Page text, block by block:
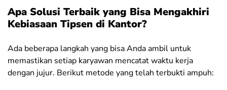
Apa Solusi Terbaik yang Bisa Mengakhiri
Kebiasaan Tipsen di Kantor?
Ada beberapa langkah yang bisa Anda ambil untuk
memastikan setiap karyawan mencatat waktu kerja
dengan jujur. Berikut metode yang telah terbukti ampuh: